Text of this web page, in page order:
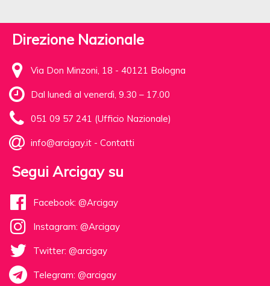
Direzione Nazionale
Via Don Minzoni, 18 - 40121 Bologna
Dal lunedì al venerdì, 9.30 – 17.00
051 09 57 241 (Ufficio Nazionale)
info@arcigay.it - Contatti
Segui Arcigay su
Facebook: @Arcigay
Instagram: @Arcigay
Twitter: @arcigay
Telegram: @arcigay